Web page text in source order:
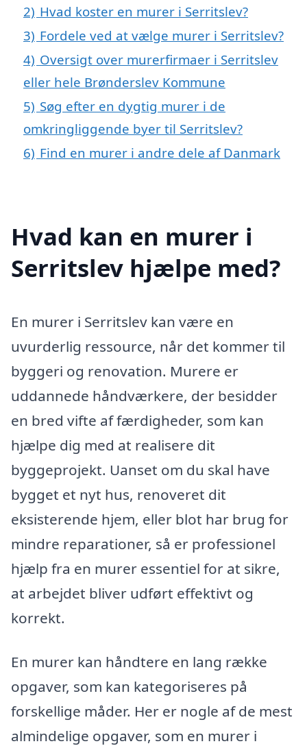
2) Hvad koster en murer i Serritslev?
3) Fordele ved at vælge murer i Serritslev?
4) Oversigt over murerfirmaer i Serritslev
eller hele Brønderslev Kommune
5) Søg efter en dygtig murer i de
omkringliggende byer til Serritslev?
6) Find en murer i andre dele af Danmark
Hvad kan en murer i
Serritslev hjælpe med?
En murer i Serritslev kan være en
uvurderlig ressource, når det kommer til
byggeri og renovation. Murere er
uddannede håndværkere, der besidder
en bred vifte af færdigheder, som kan
hjælpe dig med at realisere dit
byggeprojekt. Uanset om du skal have
bygget et nyt hus, renoveret dit
eksisterende hjem, eller blot har brug for
mindre reparationer, så er professionel
hjælp fra en murer essentiel for at sikre,
at arbejdet bliver udført effektivt og
korrekt.
En murer kan håndtere en lang række
opgaver, som kan kategoriseres på
forskellige måder. Her er nogle af de mest
almindelige opgaver, som en murer i